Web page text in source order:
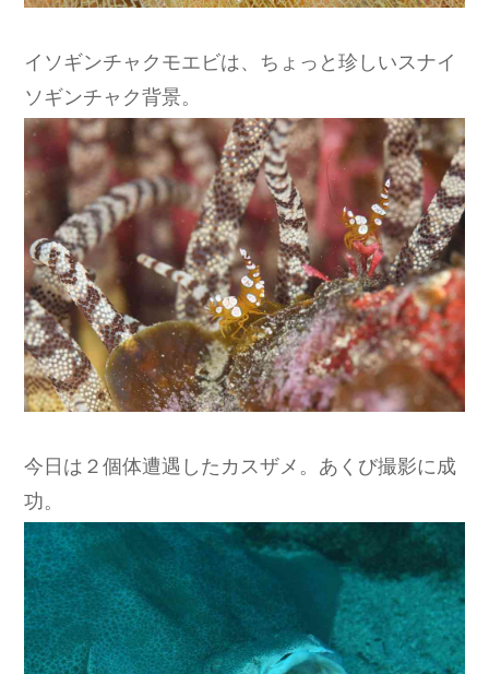
イソギンチャクモエビは、ちょっと珍しいスナイ
ソギンチャク背景。
今日は２個体遭遇したカスザメ。あくび撮影に成
功。